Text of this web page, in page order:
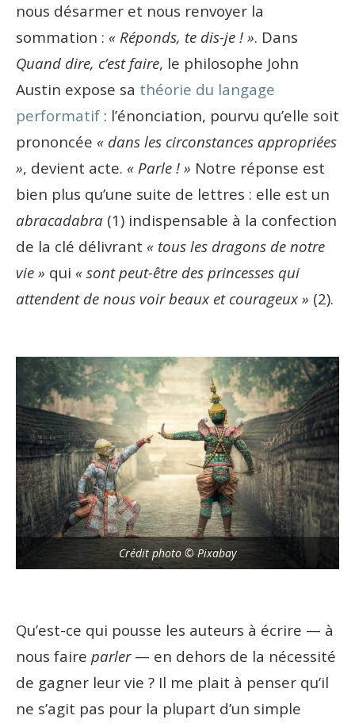
nous désarmer et nous renvoyer la
sommation : « Réponds, te dis-je ! ». Dans
Quand dire, c’est faire, le philosophe John
Austin expose sa théorie du langage
performatif : l’énonciation, pourvu qu’elle soit
prononcée « dans les circonstances appropriées
», devient acte. « Parle ! » Notre réponse est
bien plus qu’une suite de lettres : elle est un
abracadabra (1) indispensable à la confection
de la clé délivrant « tous les dragons de notre
vie » qui « sont peut-être des princesses qui
attendent de nous voir beaux et courageux » (2).
Crédit photo © Pixabay
Qu’est-ce qui pousse les auteurs à écrire — à
nous faire parler— en dehors de la nécessité
de gagner leur vie ? Il me plait à penser qu’il
ne s’agit pas pour la plupart d’un simple